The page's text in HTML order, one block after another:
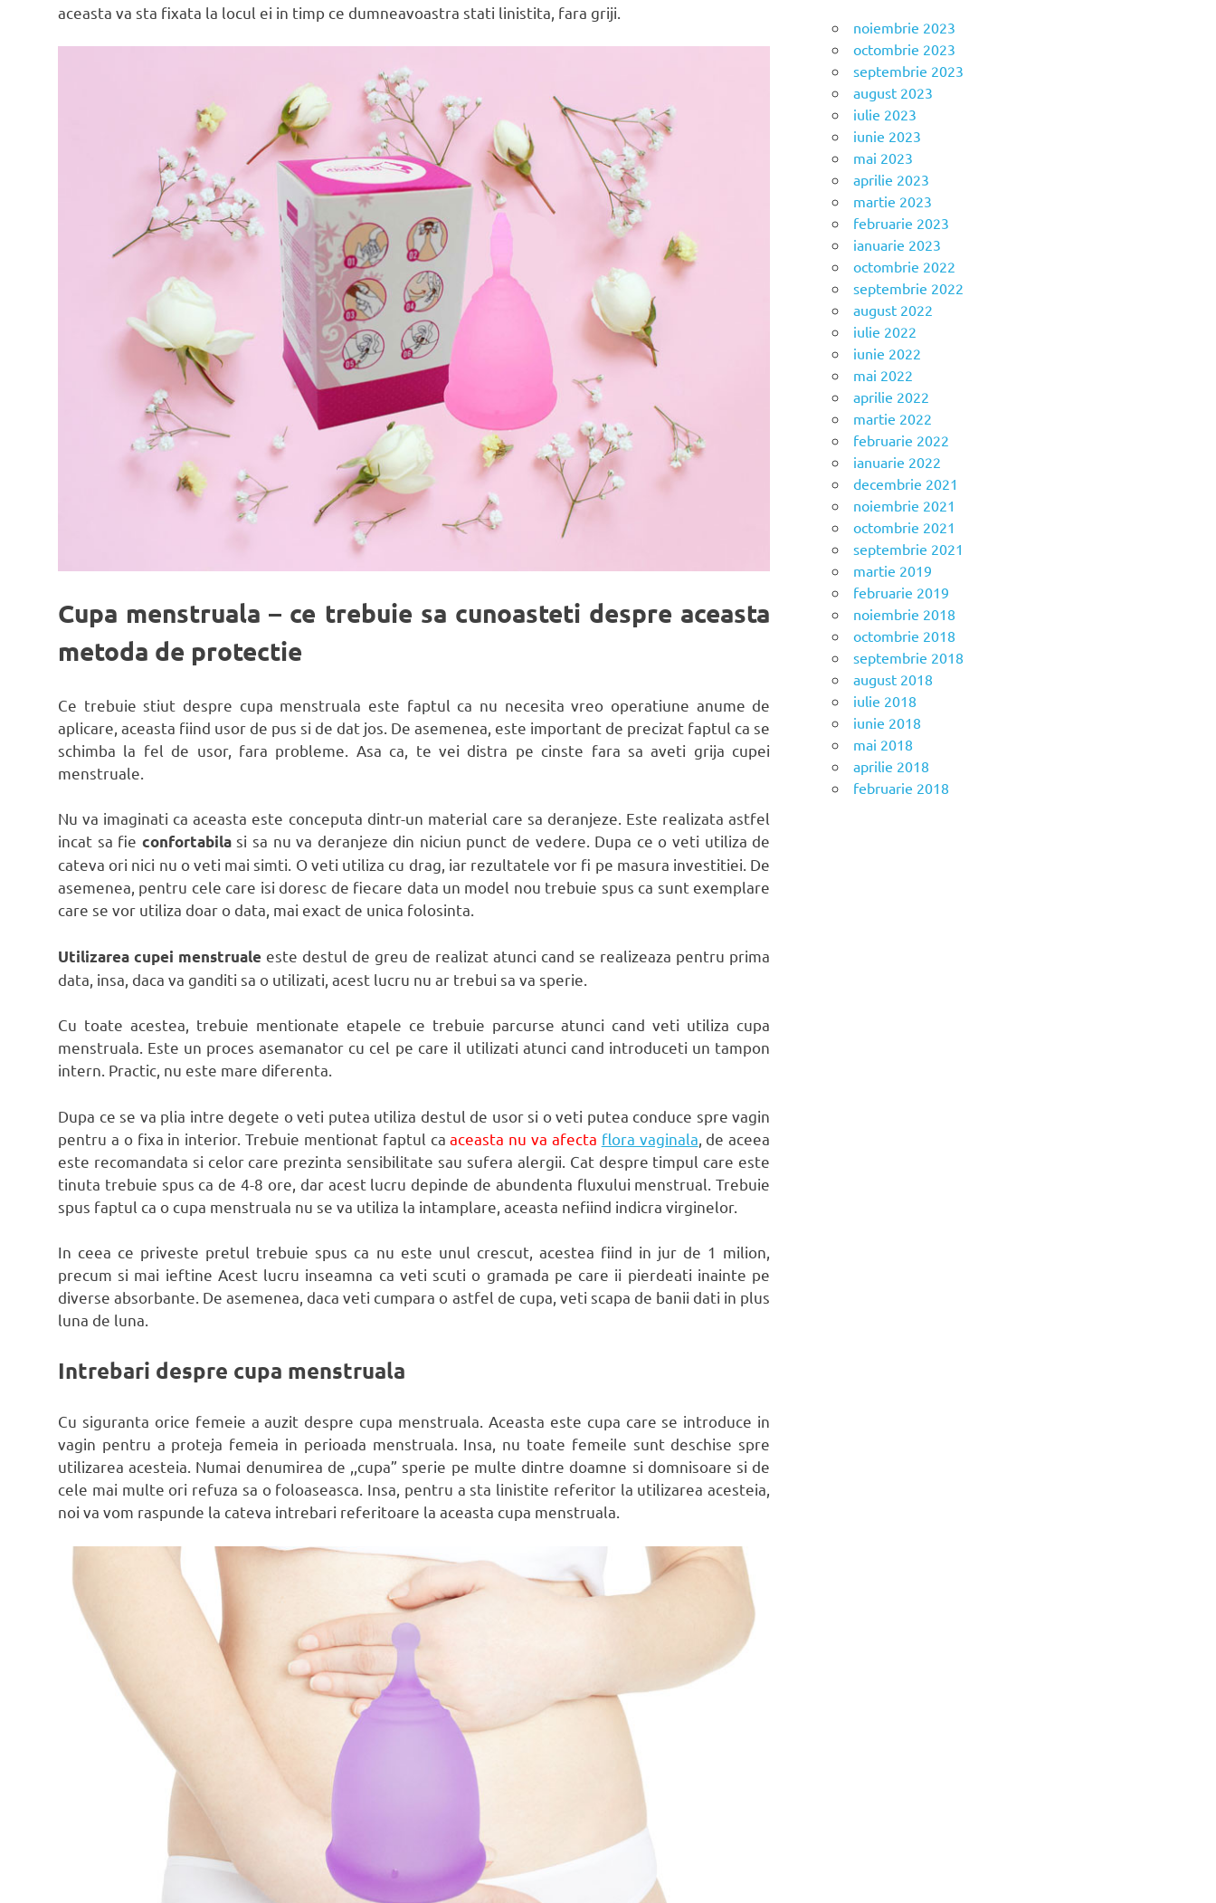
aceasta va sta fixata la locul ei in timp ce dumneavoastra stati linistita, fara griji.
Cupa menstruala – ce trebuie sa cunoasteti despre aceasta
metoda de protectie
Ce trebuie stiut despre cupa menstruala este faptul ca nu necesita vreo operatiune anume de
aplicare, aceasta fiind usor de pus si de dat jos. De asemenea, este important de precizat faptul ca se
schimba la fel de usor, fara probleme. Asa ca, te vei distra pe cinste fara sa aveti grija cupei
menstruale.
Nu va imaginati ca aceasta este conceputa dintr-un material care sa deranjeze. Este realizata astfel
incat sa fie confortabilasi sa nu va deranjeze din niciun punct de vedere. Dupa ce o veti utiliza de
cateva ori nici nu o veti mai simti. O veti utiliza cu drag, iar rezultatele vor fi pe masura investitiei. De
asemenea, pentru cele care isi doresc de fiecare data un model nou trebuie spus ca sunt exemplare
care se vor utiliza doar o data, mai exact de unica folosinta.
Utilizarea cupei menstruale este destul de greu de realizat atunci cand se realizeaza pentru prima
data, insa, daca va ganditi sa o utilizati, acest lucru nu ar trebui sa va sperie.
Cu toate acestea, trebuie mentionate etapele ce trebuie parcurse atunci cand veti utiliza cupa
menstruala. Este un proces asemanator cu cel pe care il utilizati atunci cand introduceti un tampon
intern. Practic, nu este mare diferenta.
Dupa ce se va plia intre degete o veti putea utiliza destul de usor si o veti putea conduce spre vagin
pentru a o fixa in interior. Trebuie mentionat faptul caaceasta nu va afecta flora vaginala , de aceea
este recomandata si celor care prezinta sensibilitate sau sufera alergii. Cat despre timpul care este
tinuta trebuie spus ca de 4-8 ore, dar acest lucru depinde de abundenta fluxului menstrual. Trebuie
spus faptul ca o cupa menstruala nu se va utiliza la intamplare, aceasta nefiind indicra virginelor.
In ceea ce priveste pretul trebuie spus ca nu este unul crescut, acestea fiind in jur de 1 milion,
precum si mai ieftine Acest lucru inseamna ca veti scuti o gramada pe care ii pierdeati inainte pe
diverse absorbante. De asemenea, daca veti cumpara o astfel de cupa, veti scapa de banii dati in plus
luna de luna.
Intrebari despre cupa menstruala
Cu siguranta orice femeie a auzit despre cupa menstruala. Aceasta este cupa care se introduce in
vagin pentru a proteja femeia in perioada menstruala. Insa, nu toate femeile sunt deschise spre
utilizarea acesteia. Numai denumirea de ,,cupa” sperie pe multe dintre doamne si domnisoare si de
cele mai multe ori refuza sa o foloaseasca. Insa, pentru a sta linistite referitor la utilizarea acesteia,
noi va vom raspunde la cateva intrebari referitoare la aceasta cupa menstruala.
noiembrie 2023
octombrie 2023
septembrie 2023
august 2023
iulie 2023
iunie 2023
mai 2023
aprilie 2023
martie 2023
februarie 2023
ianuarie 2023
octombrie 2022
septembrie 2022
august 2022
iulie 2022
iunie 2022
mai 2022
aprilie 2022
martie 2022
februarie 2022
ianuarie 2022
decembrie 2021
noiembrie 2021
octombrie 2021
septembrie 2021
martie 2019
februarie 2019
noiembrie 2018
octombrie 2018
septembrie 2018
august 2018
iulie 2018
iunie 2018
mai 2018
aprilie 2018
februarie 2018